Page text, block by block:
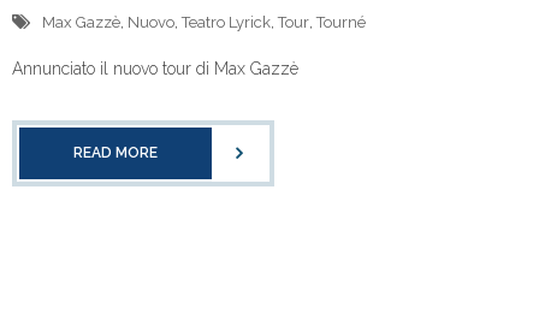
Max Gazzè, Nuovo,Teatro Lyrick,Tour,Tourné
Annunciato il nuovo tour di Max Gazzè
READ MORE